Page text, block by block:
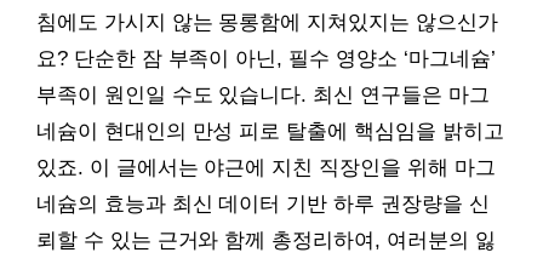
침에도 가시지 않는 몽롱함에 지쳐있지는 않으신가
요? 단순한 잠 부족이 아닌, 필수 영양소 ‘마그네슘’
부족이 원인일 수도 있습니다. 최신 연구들은 마그
네슘이 현대인의 만성 피로 탈출에 핵심임을 밝히고
있죠. 이 글에서는 야근에 지친 직장인을 위해 마그
네슘의 효능과 최신 데이터 기반 하루 권장량을 신
뢰할 수 있는 근거와 함께 총정리하여, 여러분의 잃